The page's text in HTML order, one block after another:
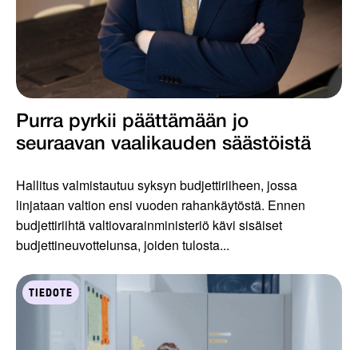
Purra pyrkii päättämään jo
seuraavan vaalikauden säästöistä
Hallitus valmistautuu syksyn budjettiriiheen, jossa
linjataan valtion ensi vuoden rahankäytöstä. Ennen
budjettiriihtä valtiovarainministeriö kävi sisäiset
budjettineuvottelunsa, joiden tulosta...
TIEDOTE